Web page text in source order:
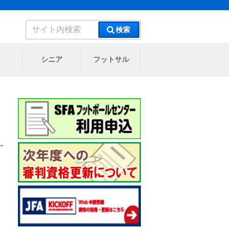
索:
検索
シニア フットサル